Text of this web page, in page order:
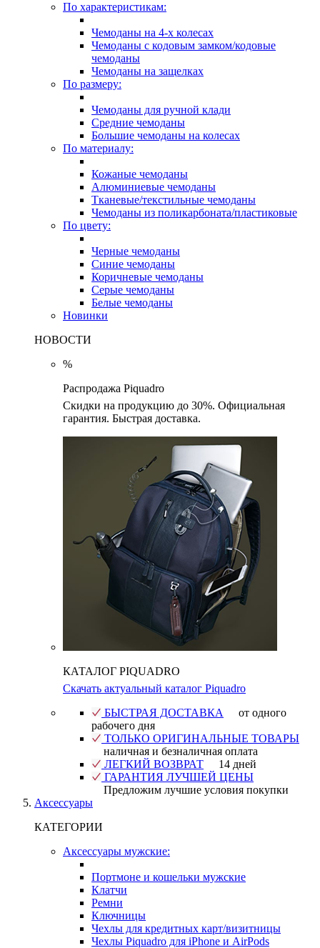
По характеристикам:
Чемоданы на 4-х колесах
Чемоданы с кодовым замком/кодовые
чемоданы
Чемоданы на защелках
По размеру:
Чемоданы для ручной клади
Средние чемоданы
Большие чемоданы на колесах
По материалу:
Кожаные чемоданы
Алюминиевые чемоданы
Тканевые/текстильные чемоданы
Чемоданы из поликарбоната/пластиковые
По цвету:
Черные чемоданы
Синие чемоданы
Коричневые чемоданы
Серые чемоданы
Белые чемоданы
Новинки
НОВОСТИ
%
Распродажа Piquadro
Скидки на продукцию до 30%. Официальная
гарантия. Быстрая доставка.
КАТАЛОГ PIQUADRO
Скачать актуальный каталог Piquadro
БЫСТРАЯ ДОСТАВКА
от одного
рабочего дня
ТОЛЬКО ОРИГИНАЛЬНЫЕ ТОВАРЫ
наличная и безналичная оплата
ЛЕГКИЙ ВОЗВРАТ
14 дней
ГАРАНТИЯ ЛУЧШЕЙ ЦЕНЫ
Предложим лучшие условия покупки
Аксессуары
КАТЕГОРИИ
Аксессуары мужские:
Портмоне и кошельки мужские
Клатчи
Ремни
Ключницы
Чехлы для кредитных карт/визитницы
Чехлы Piquadro для iPhone и AirPods